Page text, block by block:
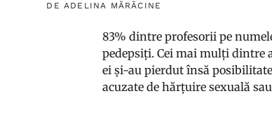
DE ADELINA MĂRĂCINE
83% dintre profesorii pe
pedepsiți. Cei mai mulți dintre
ei și-au pierdut însă
acuzate de hărțuire sexuală